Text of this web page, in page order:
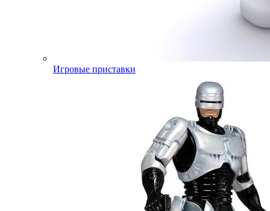
Игровые приставки